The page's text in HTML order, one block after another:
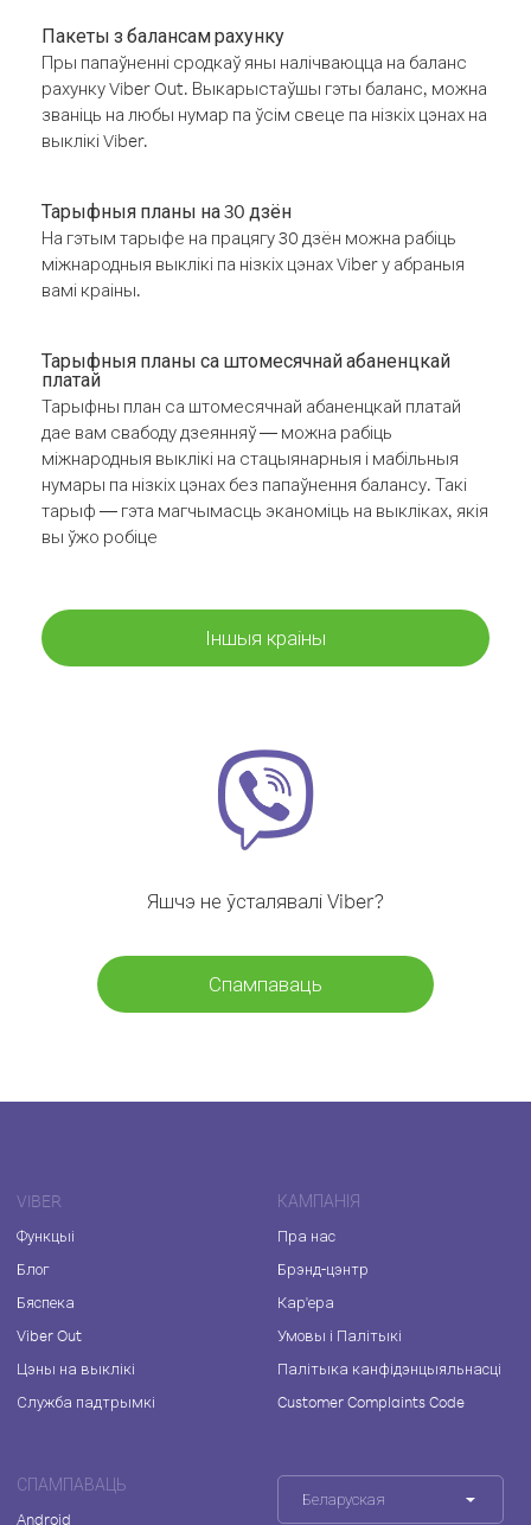
Пакеты з балансам рахунку
Пры папаўненні сродкаў яны налічваюцца на баланс
рахунку Viber Out. Выкарыстаўшы гэты баланс, можна
званіць на любы нумар па ўсім свеце па нізкіх цэнах на
выклікі Viber.
Тарыфныя планы на 30 дзён
На гэтым тарыфе на працягу 30 дзён можна рабіць
міжнародныя выклікі па нізкіх цэнах Viber у абраныя
вамі краіны.
Тарыфныя планы са штомесячнай абаненцкай
платай
Тарыфны план са штомесячнай абаненцкай платай
дае вам свабоду дзеянняў — можна рабіць
міжнародныя выклікі на стацыянарныя і мабільныя
нумары па нізкіх цэнах без папаўнення балансу. Такі
тарыф — гэта магчымасць эканоміць на выкліках, якія
вы ўжо робіце
Іншыя краіны
Яшчэ не ўсталявалі Viber?
Спампаваць
VIBER
Функцыі
Блог
Бяспека
Viber Out
Цэны на выклікі
Служба падтрымкі
КАМПАНІЯ
Пра нас
Брэнд-цэнтр
Кар'ера
Умовы і Палітыкі
Палітыка канфідэнцыяльнасці
Customer Complaints Code
СПАМПАВАЦЬ
Android
Беларуская